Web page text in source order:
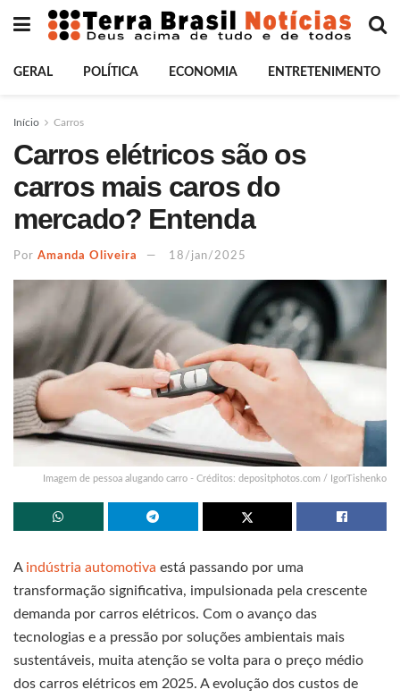
GERAL POLÍTICA ECONOMIA ENTRETENIMENTO
Início Carros
Carros elétricos são os
carros mais caros do
mercado? Entenda
Por Amanda Oliveira 18/jan/2025
Imagem de pessoa alugando carro - Créditos: depositphotos.com / IgorTishenko
Aindústria automotiva está passando por uma
transformação significativa, impulsionada pela crescente
demanda por carros elétricos. Com o avanço das
tecnologias e a pressão por soluções ambientais mais
sustentáveis, muita atenção se volta para o preço médio
dos carros elétricos em 2025. A evolução dos custos de